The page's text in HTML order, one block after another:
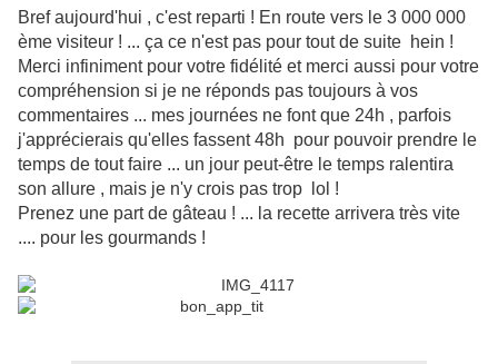
Bref aujourd'hui , c'est reparti ! En route vers le 3 000 000
ème visiteur ! ... ça ce n'est pas pour tout de suite hein !
Merci infiniment pour votre fidélité et merci aussi pour votre
compréhension si je ne réponds pas toujours à vos
commentaires ... mes journées ne font que 24h , parfois
j'apprécierais qu'elles fassent 48h pour pouvoir prendre le
temps de tout faire ... un jour peut-être le temps ralentira
son allure , mais je n'y crois pas trop lol !
Prenez une part de gâteau ! ... la recette arrivera très vite
.... pour les gourmands !